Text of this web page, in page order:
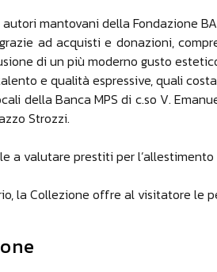
mantovani della Fondazione
ad acquisti e donazioni,
di un più moderno gusto
e qualità espressive, quali
della Banca MPS di c.so V.
Strozzi.
a valutare prestiti per
la Collezione offre al visitatore le